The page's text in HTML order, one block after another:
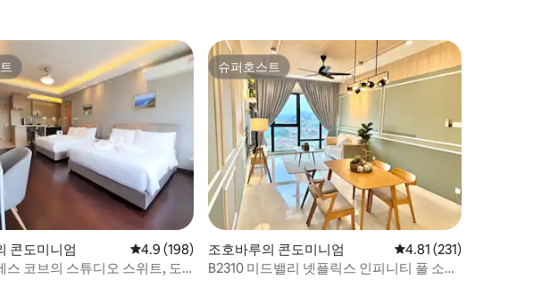
125개
콘도미니엄 평점 4.9점(5점 만점), 후기 198개
4.9 (198)
스 코브의 스튜디오 스위트, 도
슈퍼호스트
슈퍼호스트
조호바루의 콘도미니엄 평점 4.81점(5점 만점),
4.81 (231)
B2310 미드밸리 넷플릭스 인피니티 풀 소독